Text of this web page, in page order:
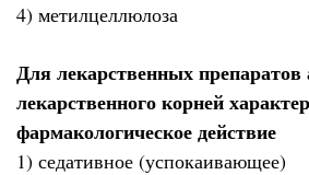
4) метилцеллюлоза
Для лекарственных препаратов
лекарственного корней
фармакологическое действие
1) седативное (успокаивающее)